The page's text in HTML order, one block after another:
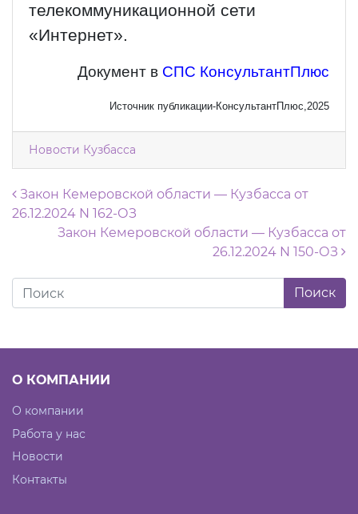
телекоммуникационной сети
«Интернет».
Документ в СПС КонсультантПлюс
Источник публикации-КонсультантПлюс,2025
Новости Кузбасса
Навигация по записям
Закон Кемеровской области — Кузбасса от
26.12.2024 N 162-ОЗ
Закон Кемеровской области — Кузбасса от
26.12.2024 N 150-ОЗ
О КОМПАНИИ
О компании
Работа у нас
Новости
Контакты